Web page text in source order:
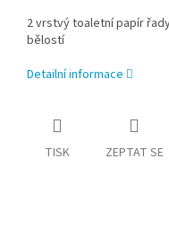
2 vrstvý toaletní papír
bělostí
Detailní informace
TISK ZEPTAT SE